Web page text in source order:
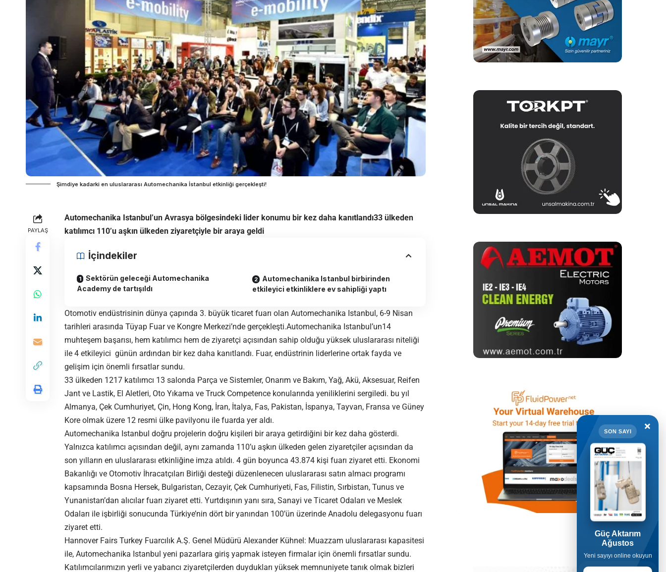
Şimdiye kadarki en uluslararası Automechanika İstanbul etkinliği gerçekleşti!
PAYLAŞ
Automechanika Istanbul’un Avrasya bölgesindeki lider konumu bir kez daha kanıtlandı33 ülkeden
katılımcı 110’u aşkın ülkeden ziyaretçiyle bir araya geldi
İçindekiler
Sektörün geleceği Automechanika
Academy de tartışıldı
Automechanika Istanbul birbirinden
etkileyici etkinliklere ev sahipliği yaptı
Otomotiv endüstrisinin dünya çapında 3. büyük ticaret fuarı olan Automechanika Istanbul, 6-9 Nisan
tarihleri arasında Tüyap Fuar ve Kongre Merkezi’nde gerçekleşti.Automechanika Istanbul’un14
muhteşem başarısı, hem katılımcı hem de ziyaretçi açısından sahip olduğu yüksek uluslararası niteliği
ile 4 etkileyici günün ardından bir kez daha kanıtlandı. Fuar, endüstrinin liderlerine ortak fayda ve
gelişim için önemli fırsatlar sundu.
33 ülkeden 1217 katılımcı 13 salonda Parça ve Sistemler, Onarım ve Bakım, Yağ, Akü, Aksesuar, Reifen
Jant ve Lastik, El Aletleri, Oto Yıkama ve Truck Competence konularında yeniliklerini sergiledi. bu yıl
Almanya, Çek Cumhuriyet, Çin, Hong Kong, İran, İtalya, Fas, Pakistan, İspanya, Tayvan, Fransa ve Güney
Kore olmak üzere 12 resmi ülke pavilyonu ile fuarda yer aldı.
Automechanika Istanbul doğru projelerin doğru kişileri bir araya getirdiğini bir kez daha gösterdi.
Yalnızca katılımcı açısından değil, aynı zamanda 110’u aşkın ülkeden gelen ziyaretçiler açısından da
son yılların en uluslararası etkinliğine imza atıldı. 4 gün boyunca 43.874 kişi fuarı ziyaret etti. Ekonomi
Bakanlığı ve Otomotiv İhracatçıları Birliği desteği düzenlenecen uluslararası satın almacı programı
kapsamında Bosna Hersek, Bulgaristan, Cezayir, Çek Cumhuriyeti, Fas, Filistin, Sırbistan, Tunus ve
Yunanistan’dan alıcılar fuarı ziyaret etti. Yurtdışının yanı sıra, Sanayi ve Ticaret Odaları ve Meslek
Odaları ile işbirliği sonucunda Türkiye’nin dört bir yanından 100’ün üzerinde Anadolu delegasyonu fuarı
ziyaret etti.
Hannover Fairs Turkey Fuarcılık A.Ş. Genel Müdürü Alexander Kühnel: Muazzam uluslararası kapasitesi
ile, Automechanika Istanbul yeni pazarlara giriş yapmak isteyen firmalar için önemli fırsatlar sundu.
Katılımcılarımızın yerli ve yabancı ziyaretçilerden duydukları yüksek memnuniyete tanık olmak bizleri
×
SON SAYI
Güç Aktarım
Ağustos
Yeni sayıyı online okuyun